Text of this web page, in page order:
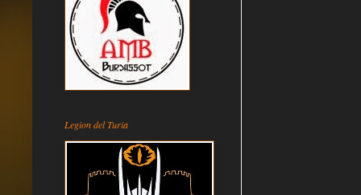
Legion del Turia